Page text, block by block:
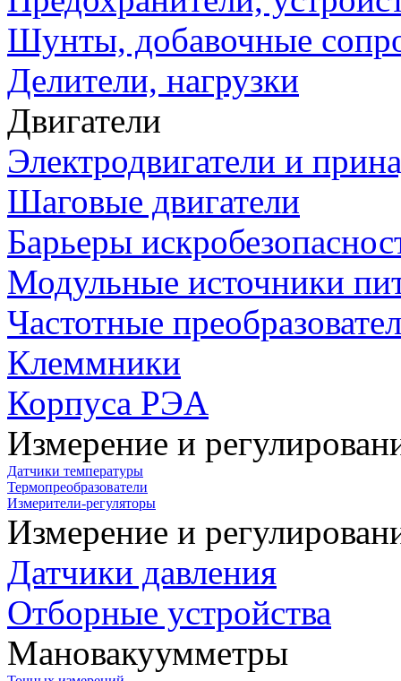
Шунты, добавочные
Делители, нагрузки
Двигатели
Электродвигатели и
Шаговые двигатели
Барьеры
Модульные источники
Частотные
Клеммники
Корпуса РЭА
Измерение и
Датчики температуры
Термопреобразователи
Измерители-регуляторы
Измерение и
Датчики давления
Отборные устройства
Мановакуумметры